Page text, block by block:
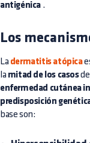
antigénica .
Los
La dermatitis atópica
la mitad de los casosde
enfermedad cutánea
predisposición
base son: